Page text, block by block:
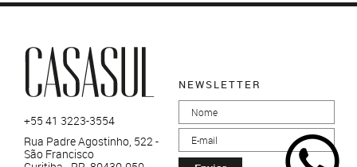
+55 41 3223-3554
Rua Padre Agostinho, 522 -
São Francisco
NEWSLETTER